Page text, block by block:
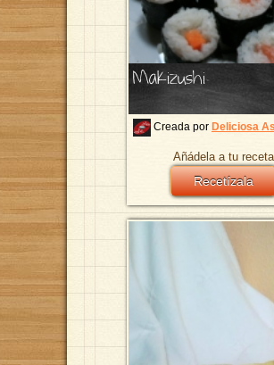
Makizushi
Creada por Deliciosa
Añádela a tu
Recetízala